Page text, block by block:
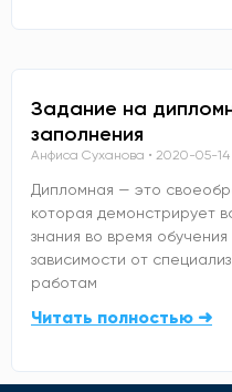
Задание на
заполнения
Анфиса Суханова 2020-05-14
Дипломная — это
которая демонстрирует
знания во время
зависимости от
работам
Читать полностью ➜